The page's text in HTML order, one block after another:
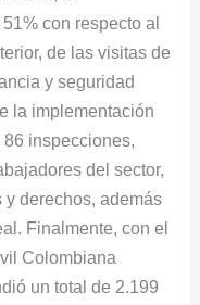
con respecto al
de las visitas de
y seguridad
la implementación
86 inspecciones,
del sector,
derechos, además
Finalmente, con el
Colombiana
un total de 2.199